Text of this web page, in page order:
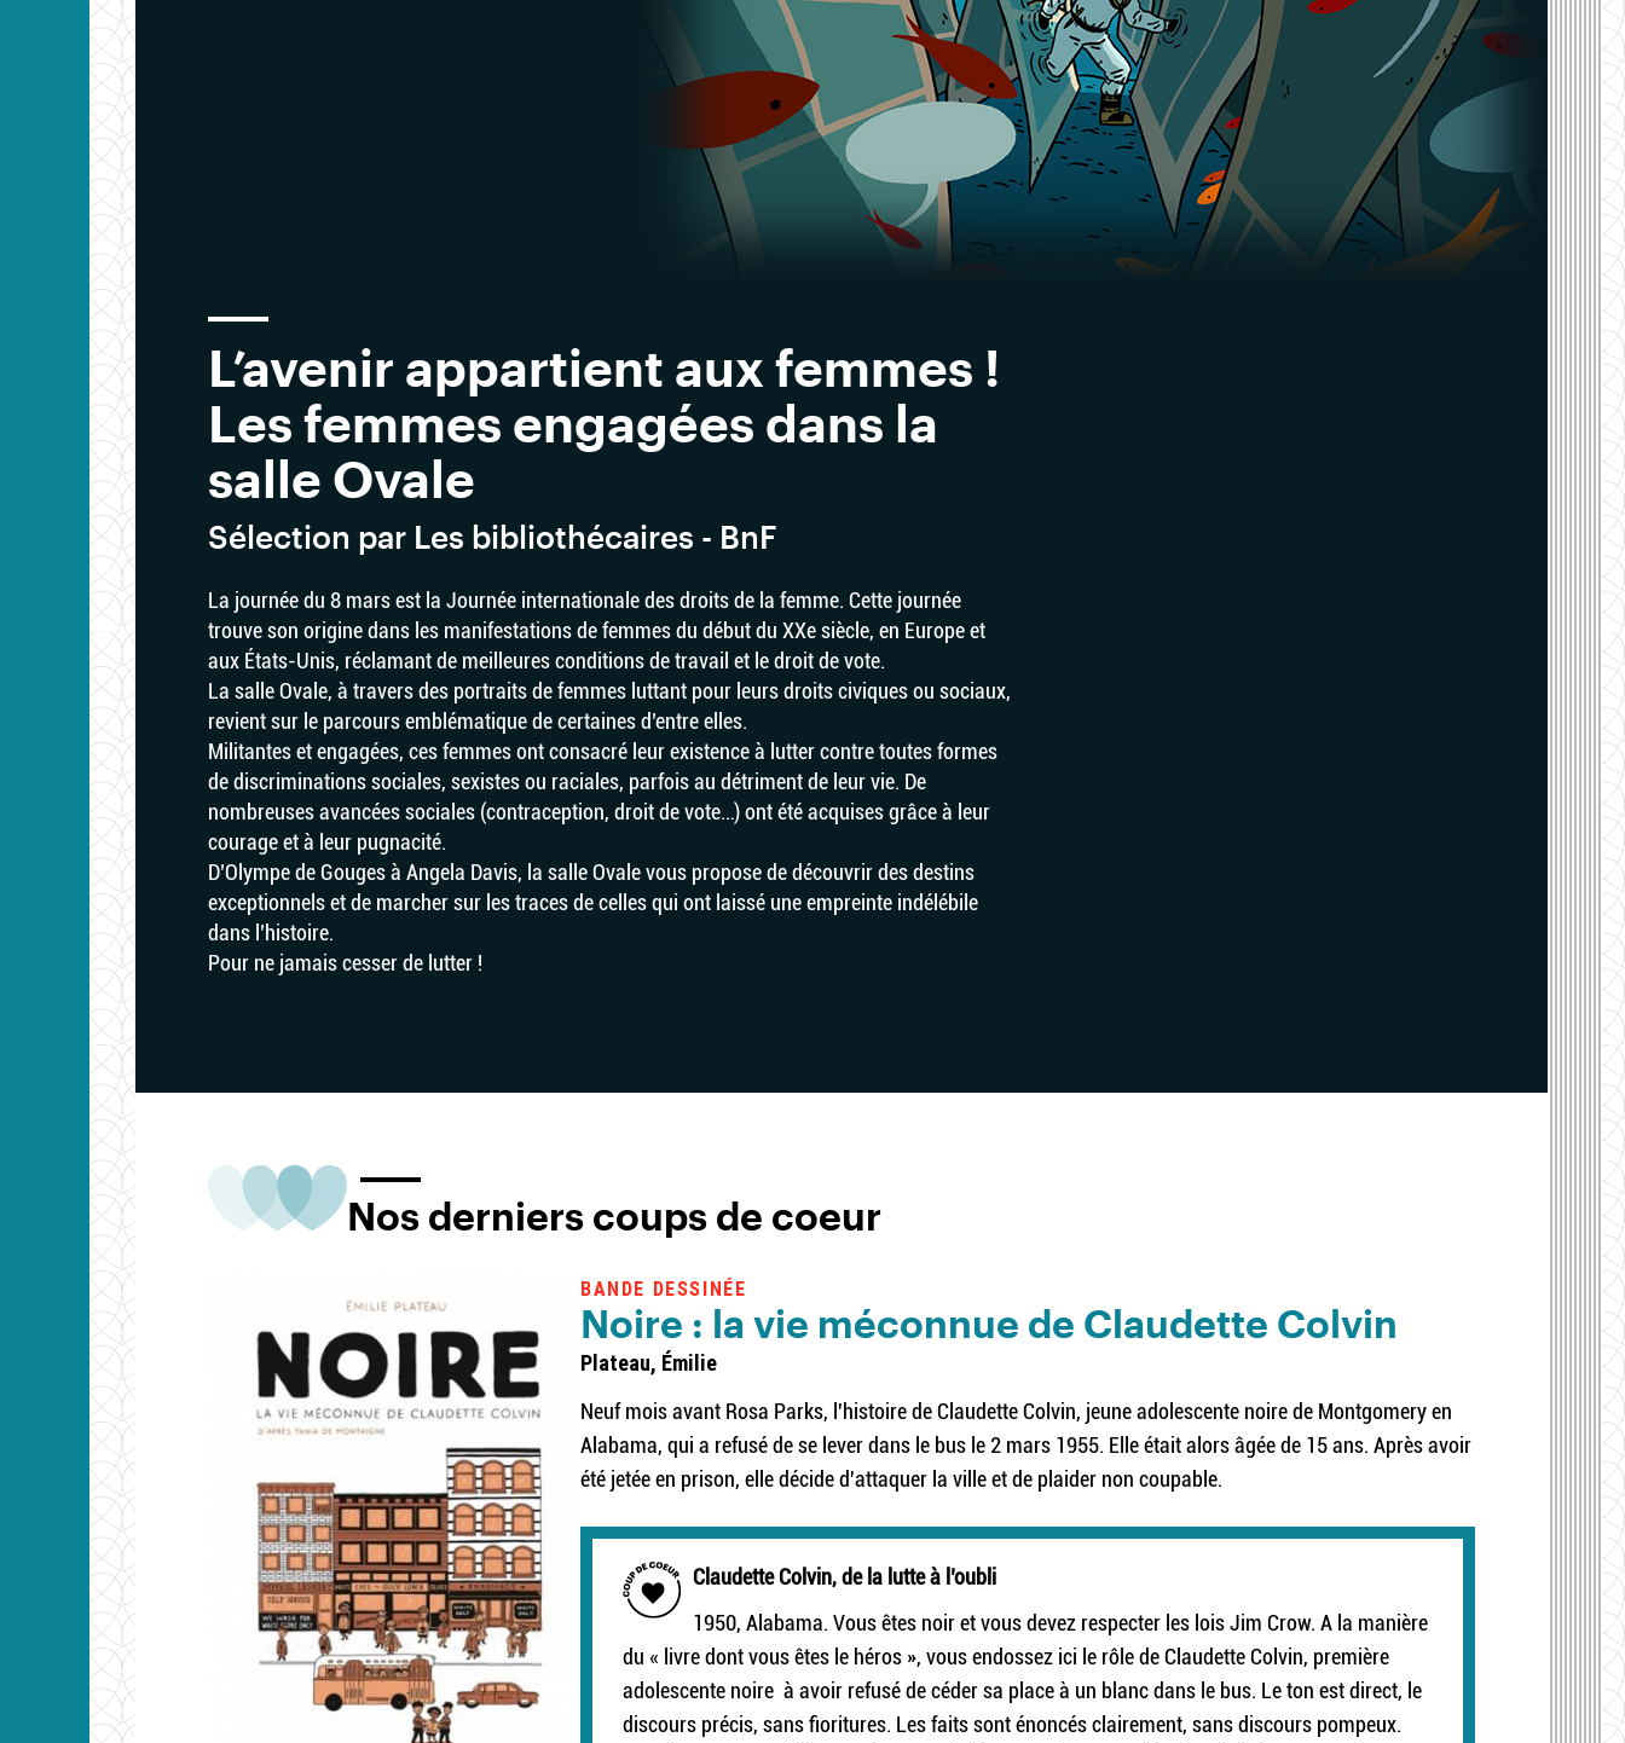
L’avenir appartient aux femmes !
Les femmes engagées dans la
salle Ovale
Sélection par Les bibliothécaires - BnF
La journée du 8 mars est la Journée internationale des droits de la femme. Cette journée
trouve son origine dans les manifestations de femmes du début du XXe siècle, en Europe et
aux États-Unis, réclamant de meilleures conditions de travail et le droit de vote.
La salle Ovale, à travers des portraits de femmes luttant pour leurs droits civiques ou sociaux,
revient sur le parcours emblématique de certaines d’entre elles.
Militantes et engagées, ces femmes ont consacré leur existence à lutter contre toutes formes
de discriminations sociales, sexistes ou raciales, parfois au détriment de leur vie. De
nombreuses avancées sociales (contraception, droit de vote…) ont été acquises grâce à leur
courage et à leur pugnacité.
D’Olympe de Gouges à Angela Davis, la salle Ovale vous propose de découvrir des destins
exceptionnels et de marcher sur les traces de celles qui ont laissé une empreinte indélébile
dans l’histoire.
Pour ne jamais cesser de lutter !
Nos derniers coups de coeur
BANDE DESSINÉE
Noire : la vie méconnue de Claudette Colvin
Plateau, Émilie
Neuf mois avant Rosa Parks, l'histoire de Claudette Colvin, jeune adolescente noire de Montgomery en
Alabama, qui a refusé de se lever dans le bus le 2 mars 1955. Elle était alors âgée de 15 ans. Après avoir
été jetée en prison, elle décide d'attaquer la ville et de plaider non coupable.
Claudette Colvin, de la lutte à l’oubli
1950, Alabama. Vous êtes noir et vous devez respecter les lois Jim Crow. A la manière
du « livre dont vous êtes le héros », vous endossez ici le rôle de Claudette Colvin, première
adolescente noire à avoir refusé de céder sa place à un blanc dans le bus. Le ton est direct, le
discours précis, sans fioritures. Les faits sont énoncés clairement, sans discours pompeux.